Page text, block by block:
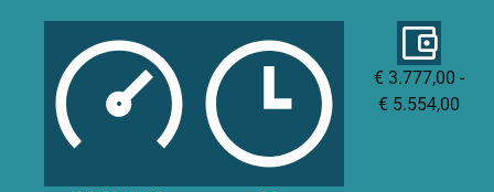
€ 3.777,00 -
€ 5.554,00